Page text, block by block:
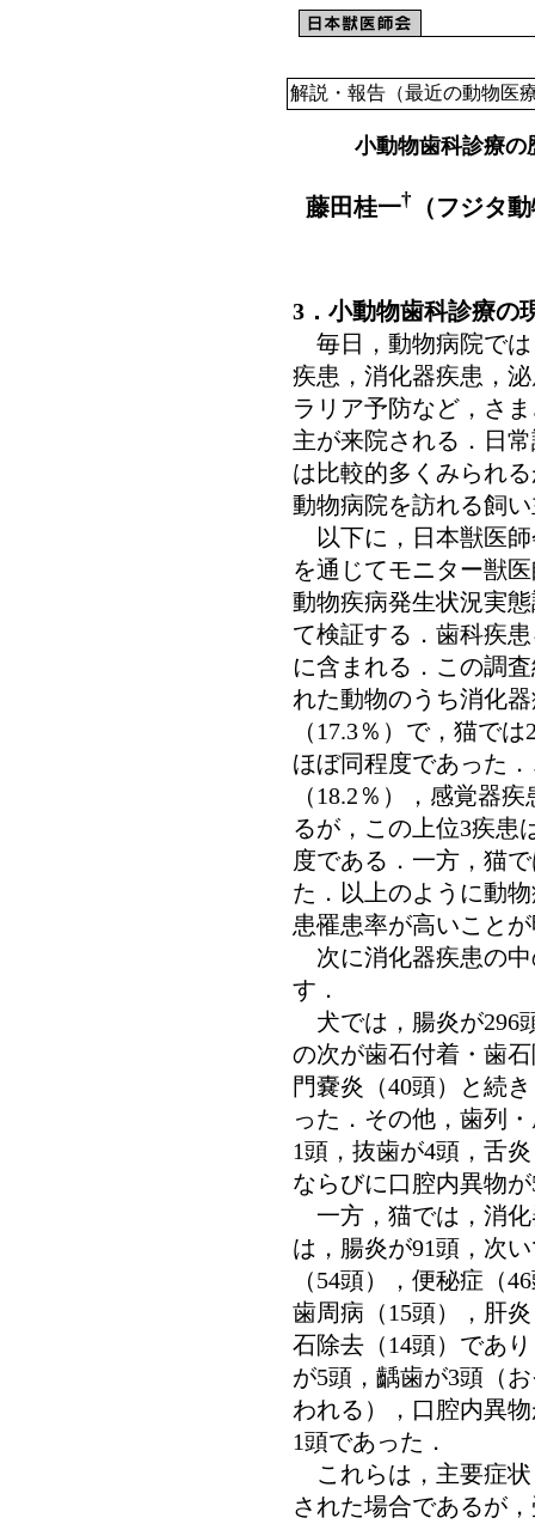
解説・報告（最近の動物医
小動物歯科診療の
藤田桂一† （フジタ
3．小動物歯科診療の
毎日，動物病院では
疾患，消化器疾患，
ラリア予防など，さ
主が来院される．日
は比較的多くみられ
動物病院を訪れる飼
以下に，日本獣医師
を通じてモニター獣
動物疾病発生状況実
て検証する．歯科疾
に含まれる．この調
れた動物のうち消化
（17.3％）で，猫で
ほぼ同程度であった
（18.2％），感覚器
るが，この上位3疾患
度である．一方，猫
た．以上のように動
患罹患率が高いこと
次に消化器疾患の中
す．
犬では，腸炎が296
の次が歯石付着・歯
門嚢炎（40頭）と続
った．その他，歯列
1頭，抜歯が4頭，舌
ならびに口腔内異物
一方，猫では，消化
は，腸炎が91頭，次
（54頭），便秘症（
歯周病（15頭），肝
石除去（14頭）であ
が5頭，齲歯が3頭（
われる），口腔内異
1頭であった．
これらは，主要症状
された場合であるが